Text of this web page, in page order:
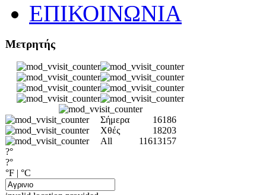
ΕΠΙΚΟΙΝΩΝΙΑ
Μετρητής
Σήμερα
16186
Χθές
18203
All
11613157
?°
?°
°F | °C